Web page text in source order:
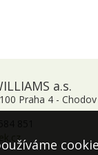
a.s.
Praha 4 - Chodov